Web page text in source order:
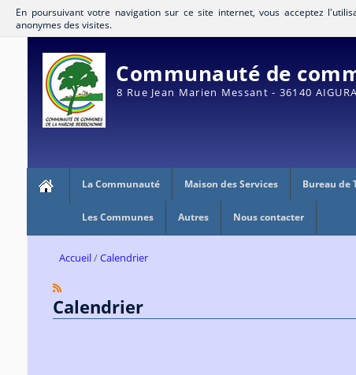
En poursuivant votre navigation sur ce site internet, vous acceptez
anonymes des visites.
Communauté de
8 Rue Jean Marien Messant - 36140
La Communauté Maison des Services Bureau de
Les Communes Autres Nous contacter
Accueil Calendrier
Calendrier